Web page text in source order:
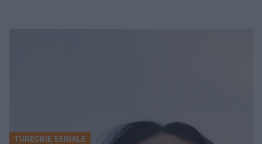
TURECKIE SERIALE